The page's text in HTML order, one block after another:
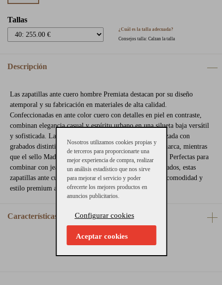
Tallas
¿Cuál es la talla adecuada?
Consejos talla: Calzan la talla
Descripción
Las zapatillas ante cuero hombre Premiata destacan por su diseño
atemporal y su fabricación en materiales de alta calidad.
Confeccionadas en ante color cuero con detalles en piel en contraste,
combinan elegancia casual y espíritu urbano en una silueta baja versátil
y sofisticada. La icónica “X” lateral y la suela personalizada con
grabados distintivos refuerzan el ADN exclusivo de la marca, mientras
que el sello Made in Italy garantiza excelencia artesanal. Perfectas para
combinar con jeans, pantalones chinos o looks más relajados, estas
zapatillas ante cuero hombre Premiata aportan carácter, comodidad y
estilo premium a tu día a día.
Características
Nosotros utilizamos cookies propias y
de terceros para proporcionarte una
mejor experiencia de compra, realizar
un análisis estadístico que nos sirve
para mejorar el servicio y poder
ofrecerte los mejores productos en
anuncios publicitarios.
Configurar cookies
Aceptar cookies